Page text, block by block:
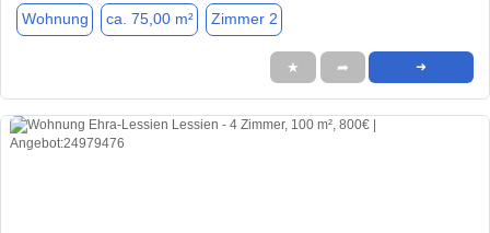
Wohnung ca. 75,00 m² Zimmer 2
★ ➦ ➜